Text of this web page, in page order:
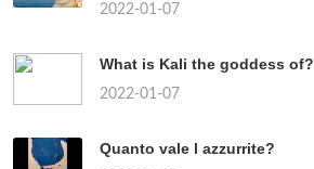
2022-01-07
What is Kali the goddess of?
2022-01-07
Quanto vale l azzurrite?